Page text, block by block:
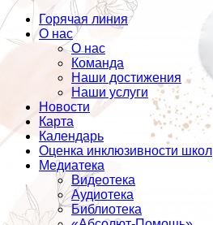
Горячая линия
О нас
О нас
Команда
Наши достижения
Наши услуги
Новости
Карта
Календарь
Оценка инклюзивности школ
Медиатека
Видеотека
Аудиотека
Библиотека